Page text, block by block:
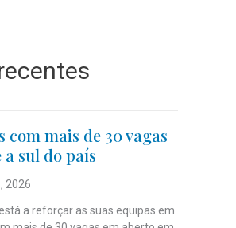
com mais de 30 vagas
sul do país
2026
a reforçar as suas equipas em